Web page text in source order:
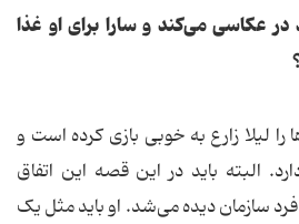
عکاسی می‌کند و سارا برای او غذا
لیلا زارع به خوبی بازی کرده است و
البته باید در این قصه این اتفاق
فرد سازمان دیده می‌شد. او باید مثل یک